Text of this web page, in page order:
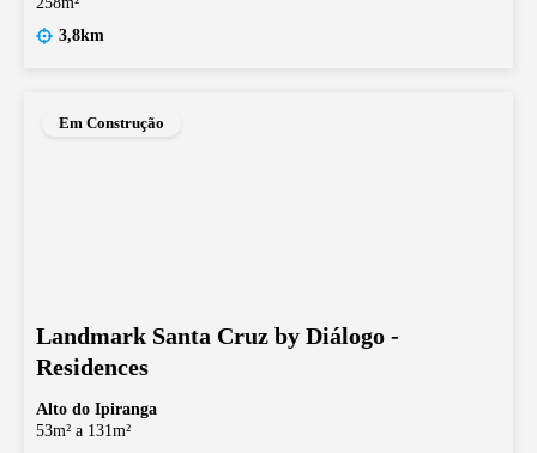
3,8km
Em Construção
Landmark Santa Cruz by Diálogo -
Residences
Alto do Ipiranga
53m² a 131m²